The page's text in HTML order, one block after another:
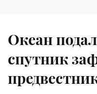
Океан
спутник